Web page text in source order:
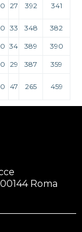
0 27 392 341
0 33 348
382
0 34 389
390
0 29 387
359
0 47 265 459
Roma